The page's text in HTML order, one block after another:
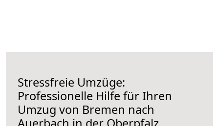
Stressfreie Umzüge:
Professionelle Hilfe für Ihren
Umzug von Bremen nach